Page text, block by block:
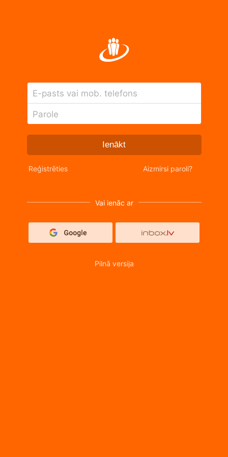
E-pasts vai mob. telefons
Parole
Ienākt
Reģistrēties Aizmirsi paroli?
Vai ienāc ar
Pilnā versija